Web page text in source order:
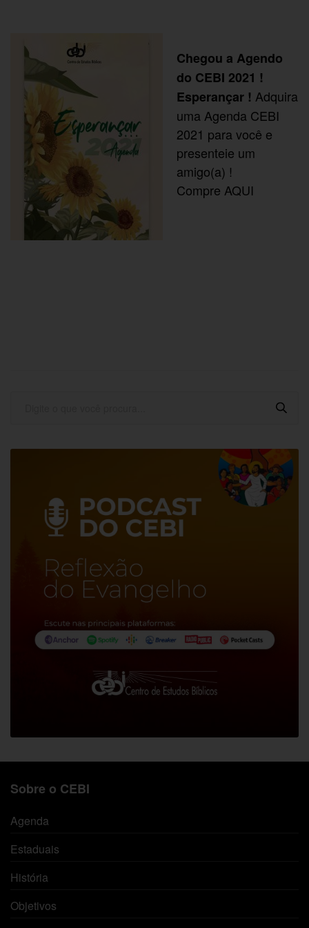
Chegou a Agendo
do CEBI 2021 !
Esperançar ! Adquira
uma Agenda CEBI
2021 para você e
presenteie um
amigo(a) !
Compre AQUI
Sobre o CEBI
Agenda
Estaduais
História
Objetivos